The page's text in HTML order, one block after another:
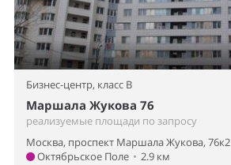
Бизнес-центр, класс B
Маршала Жукова 76
реализуемые площади по запросу
Москва, проспект Маршала Жукова, 76к2
Октябрьское Поле • 2.9 км